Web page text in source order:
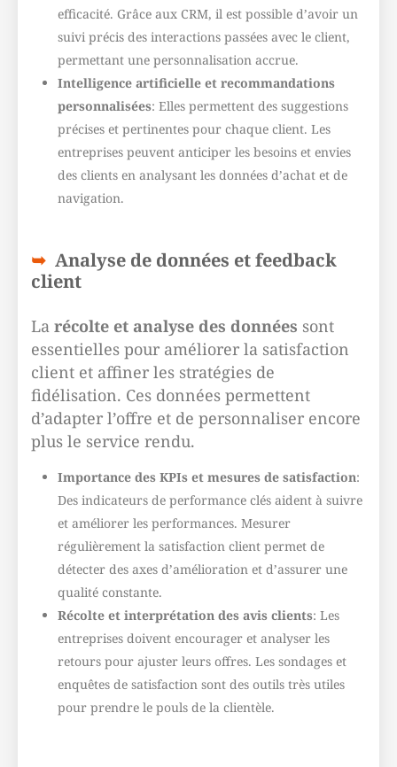
efficacité. Grâce aux CRM, il est possible d’avoir un
suivi précis des interactions passées avec le client,
permettant une personnalisation accrue.
Intelligence artificielle et recommandations
personnalisées: Elles permettent des suggestions
précises et pertinentes pour chaque client. Les
entreprises peuvent anticiper les besoins et envies
des clients en analysant les données d’achat et de
navigation.
Analyse de données et feedback
client
La récolte et analyse des données sont
essentielles pour améliorer la satisfaction
client et affiner les stratégies de
fidélisation. Ces données permettent
d’adapter l’offre et de personnaliser encore
plus le service rendu.
Importance des KPIs et mesures de satisfaction:
Des indicateurs de performance clés aident à suivre
et améliorer les performances. Mesurer
régulièrement la satisfaction client permet de
détecter des axes d’amélioration et d’assurer une
qualité constante.
Récolte et interprétation des avis clients: Les
entreprises doivent encourager et analyser les
retours pour ajuster leurs offres. Les sondages et
enquêtes de satisfaction sont des outils très utiles
pour prendre le pouls de la clientèle.